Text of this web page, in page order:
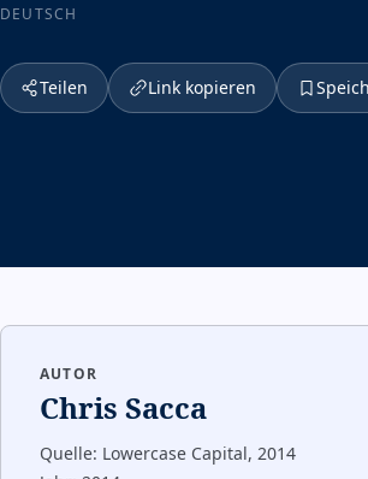
DEUTSCH
Teilen Link kopieren
AUTOR
Chris Sacca
Quelle: Lowercase Capital, 2014